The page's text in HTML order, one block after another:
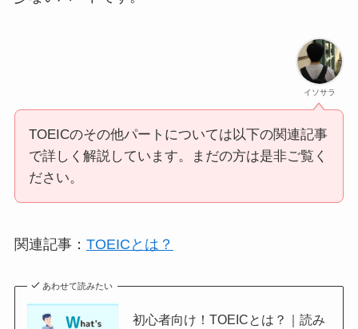
イソサラ
TOEICのその他パートについては以下の関連記事
で詳しく解説しています。まだの方は是非ご覧く
ださい。
関連記事： TOEICとは？
あわせて読みたい
初心者向け！TOEICとは？｜読み